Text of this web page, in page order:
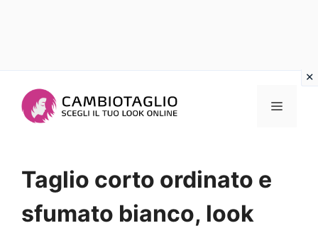
Menu
Taglio corto ordinato e
sfumato bianco, look